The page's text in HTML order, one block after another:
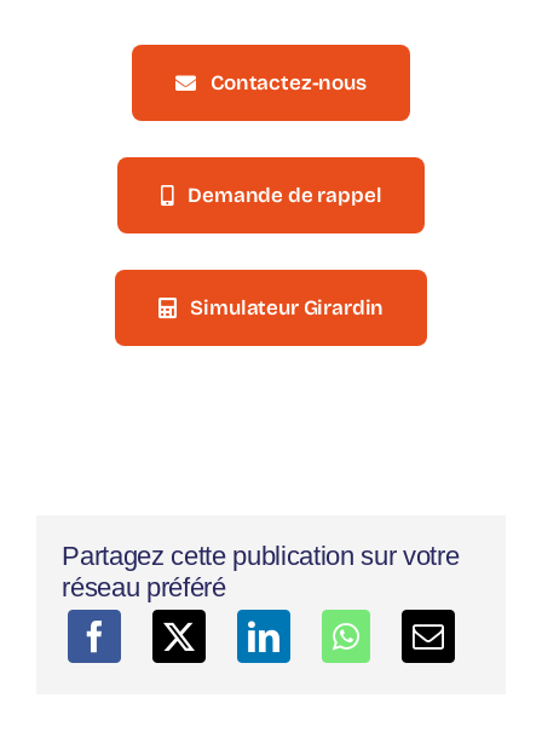
Contactez-nous
Demande de rappel
Simulateur Girardin
Partagez cette publication sur votre
réseau préféré